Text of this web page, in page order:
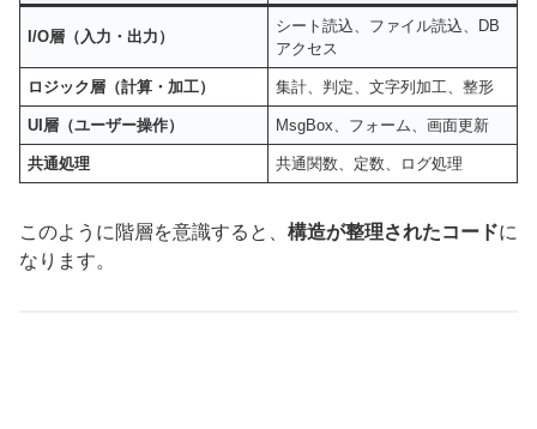
I/O層（入力・出力）
シート読込、ファイル読込、DB
アクセス
ロジック層（計算・加工） 集計、判定、文字列加工、整形
UI層（ユーザー操作） MsgBox、フォーム、画面更新
共通処理 共通関数、定数、ログ処理
このように階層を意識すると、 構造が整理されたコードに
なります。